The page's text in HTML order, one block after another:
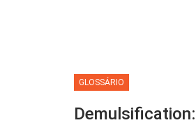
GLOSSÁRIO